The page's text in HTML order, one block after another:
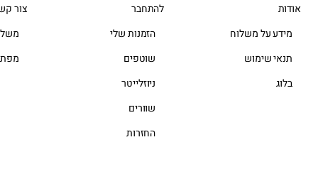
אודות
מידע על משלוח
תנאי שימוש
בלוג
להתחבר
הזמנות שלי
שוטפים
ניוזלייטר
שוורים
החזרות
צור